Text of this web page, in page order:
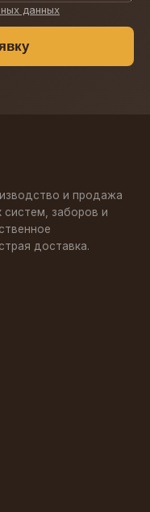
данных
и продажа
систем, заборов и
доставка.